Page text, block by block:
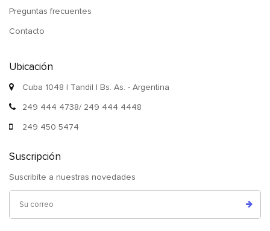
Preguntas frecuentes
Contacto
Ubicación
Cuba 1048 | Tandil | Bs. As. - Argentina
249 444 4738/ 249 444 4448
249 450 5474
Suscripción
Suscribite a nuestras novedades